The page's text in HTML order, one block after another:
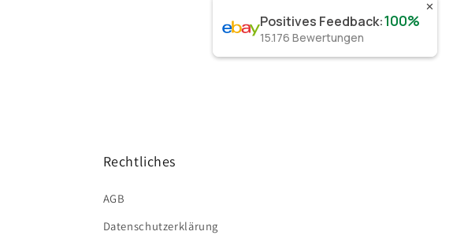
✕
Positives Feedback:100%
15.176 Bewertungen
Rechtliches
AGB
Datenschutzerklärung